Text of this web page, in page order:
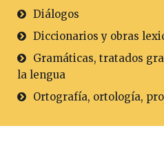
Diálogos
Diccionarios y obras
Gramáticas, tratados
la lengua
Ortografía, ortología,